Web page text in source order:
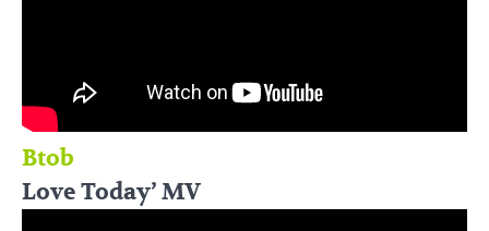
Btob
Love Today’ MV